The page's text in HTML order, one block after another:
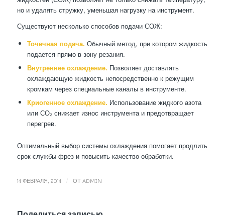
но и удалять стружку, уменьшая нагрузку на инструмент.
Существуют несколько способов подачи СОЖ:
Точечная подача. Обычный метод, при котором жидкость
подается прямо в зону резания.
Внутреннее охлаждение. Позволяет доставлять
охлаждающую жидкость непосредственно к режущим
кромкам через специальные каналы в инструменте.
Криогенное охлаждение. Использование жидкого азота
или СО₂ снижает износ инструмента и предотвращает
перегрев.
Оптимальный выбор системы охлаждения помогает продлить
срок службы фрез и повысить качество обработки.
14 ФЕВРАЛЯ, 2014 ОТ ADMIN